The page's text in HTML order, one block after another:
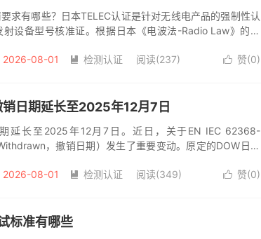
求有哪些？日本TELEC认证是针对无线电产品的强制性认
设备型号核准证。根据日本《电波法-Radio Law》的要
 赞(0)
2026-08-01  检测认证 阅读(237)
日期延长至2025年12月7日
延长至2025年12月7日。近日，关于EN IEC 62368-
，撤销日期）发生了重要变动。原定的DOW日期
 赞(0)
2026-08-01  检测认证 阅读(349)
标准有哪些